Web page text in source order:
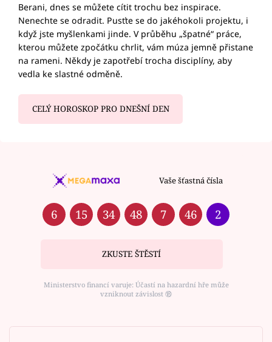
Berani, dnes se můžete cítit trochu bez inspirace.
Nenechte se odradit. Pusťte se do jakéhokoli projektu, i
když jste myšlenkami jinde. V průběhu „špatné“ práce,
kterou můžete zpočátku chrlit, vám múza jemně přistane
na rameni. Někdy je zapotřebí trocha disciplíny, aby
vedla ke slastné odměně.
CELÝ HOROSKOP PRO DNEŠNÍ DEN
Vaše šťastná čísla
6 15 34 48 7 46 2
ZKUSTE ŠTĚSTÍ
Ministerstvo financí varuje: Účastí na hazardní hře může
vzniknout závislost ⑱